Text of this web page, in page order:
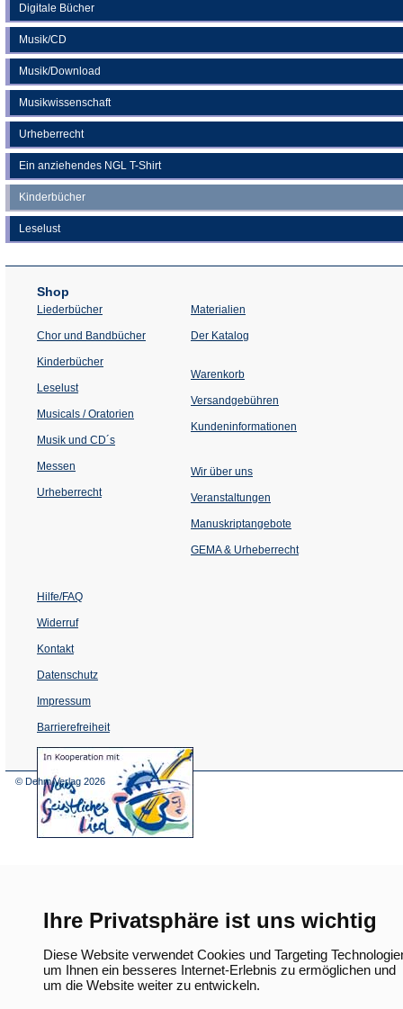
Ihre Privatsphäre ist uns wichtig
Diese Website verwendet Cookies und Targeting
um Ihnen ein besseres Internet-Erlebnis zu ermöglichen und
um die Website weiter zu entwickeln.
Digitale Bücher
Musik/CD
Musik/Download
Musikwissenschaft
Urheberrecht
Ein anziehendes NGL T-Shirt
Kinderbücher
Leselust
Shop
Liederbücher
Chor und Bandbücher
Kinderbücher
Leselust
Musicals / Oratorien
Musik und CD´s
Messen
Urheberrecht
Materialien
Der Katalog
Warenkorb
Versandgebühren
Kundeninformationen
Wir über uns
Veranstaltungen
einem
Tab)
Manuskriptangebote
GEMA & Urheberrecht
Hilfe/FAQ
Widerruf
Kontakt
Datenschutz
Impressum
Barrierefreiheit
(Öffnet
in
© Dehm Verlag 2026